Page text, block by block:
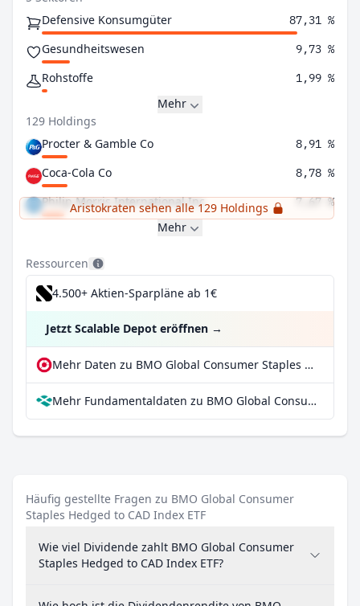
Defensive Konsumgüter
87,31 %
Gesundheitswesen 9,73 %
Rohstoffe 1,99 %
Mehr
129 Holdings
Procter & Gamble Co
8,91 %
Coca-Cola Co 8,78 %
Philip Morris International Inc 7,67 %
Aristokraten sehen alle 129 Holdings
Mehr
Ressourcen
4.500+ Aktien-Sparpläne ab 1€
Jetzt Scalable Depot eröffnen →
Mehr Daten zu BMO Global Consumer Staples Hedged to CAD Index ETF bei extraETF
Mehr Fundamentaldaten zu BMO Global Consumer Staples Hedged to CAD Index ETF bei Parqet
Häufig gestellte Fragen zu BMO Global Consumer
Staples Hedged to CAD Index ETF
Wie viel Dividende zahlt BMO Global Consumer
Staples Hedged to CAD Index ETF?